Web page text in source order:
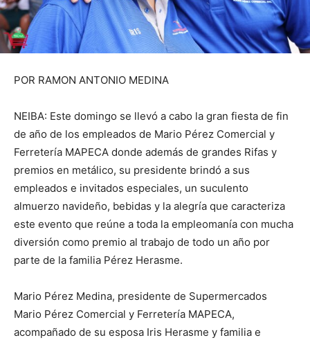
POR RAMON ANTONIO MEDINA
NEIBA: Este domingo se llevó a cabo la gran fiesta de fin
de año de los empleados de Mario Pérez Comercial y
Ferretería MAPECA donde además de grandes Rifas y
premios en metálico, su presidente brindó a sus
empleados e invitados especiales, un suculento
almuerzo navideño, bebidas y la alegría que caracteriza
este evento que reúne a toda la empleomanía con mucha
diversión como premio al trabajo de todo un año por
parte de la familia Pérez Herasme.
Mario Pérez Medina, presidente de Supermercados
Mario Pérez Comercial y Ferretería MAPECA,
acompañado de su esposa Iris Herasme y familia e